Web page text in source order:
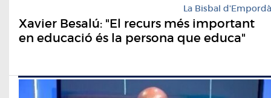
La Bisbal d'Empordà
Xavier Besalú: "El recurs més important
en educació és la persona que educa"